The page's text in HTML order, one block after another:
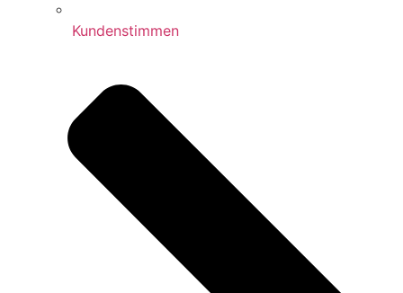
Kundenstimmen